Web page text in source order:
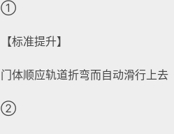
①
【标准提升】
门体顺应轨道折弯而自动滑行上去
②